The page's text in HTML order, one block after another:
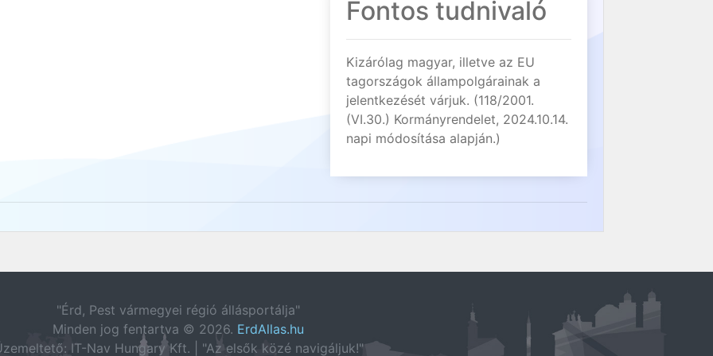
Fontos tudnivaló
Kizárólag magyar, illetve az EU
tagországok állampolgárainak a
jelentkezését várjuk. (118/2001.
(VI.30.) Kormányrendelet, 2024.10.14.
napi módosítása alapján.)
"Érd, Pest vármegyei régió állásportálja"
Minden jog fentartva © 2026. ErdAllas.hu
IT-Nav Hungary Kft. | "Az elsők közé navigáljuk!"